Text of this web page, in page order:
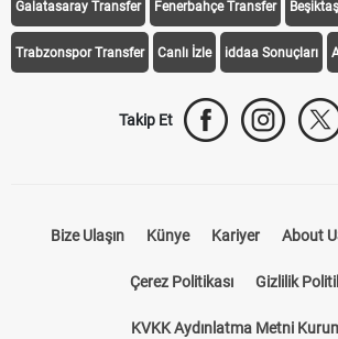
Galatasaray Transfer Fenerbahçe Transfer
Trabzonspor Transfer Canlı İzle iddaa Sonuçları